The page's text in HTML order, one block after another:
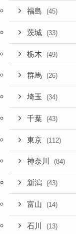
福島 (45)
茨城 (33)
栃木 (49)
群馬 (26)
埼玉 (34)
千葉 (43)
東京 (112)
神奈川 (84)
新潟 (43)
富山 (14)
石川 (13)